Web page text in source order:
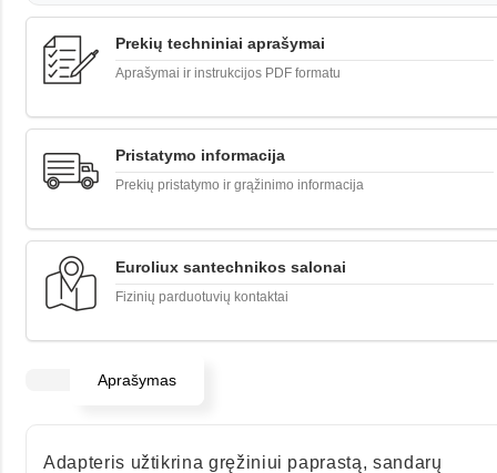
Prekių techniniai aprašymai
Aprašymai ir instrukcijos PDF formatu
Pristatymo informacija
Prekių pristatymo ir grąžinimo informacija
Euroliux santechnikos salonai
Fizinių parduotuvių kontaktai
Aprašymas
Adapteris užtikrina gręžiniui paprastą, sandarų